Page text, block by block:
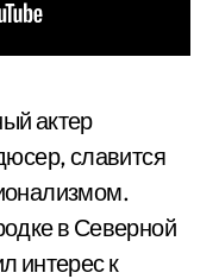
актер
славится
в Северной
интерес к